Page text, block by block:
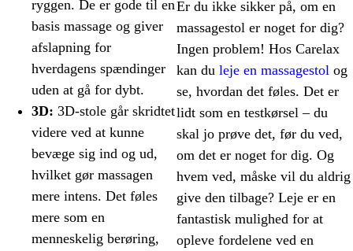
ryggen. De er gode til en
basis massage og giver
afslapning for
hverdagens spændinger
uden at gå for dybt.
3D: 3D-stole går skridtet
videre ved at kunne
bevæge sig ind og ud,
hvilket gør massagen
mere intens. Det føles
mere som en
menneskelig berøring,
Er du ikke sikker på, om en
massagestol er noget for dig?
Ingen problem! Hos Carelax
kan du leje en massagestol og
se, hvordan det føles. Det er
lidt som en testkørsel – du
skal jo prøve det, før du ved,
om det er noget for dig. Og
hvem ved, måske vil du aldrig
give den tilbage? Leje er en
fantastisk mulighed for at
opleve fordelene ved en